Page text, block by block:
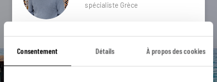
Consentement Détails À propos des cookies
spécialiste Grèce